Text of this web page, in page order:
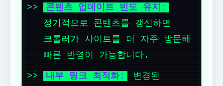
콘텐츠 업데이트 빈도 유지:
정기적으로 콘텐츠를 갱신하면
크롤러가 사이트를 더 자주 방문해
빠른 반영이 가능합니다.
내부 링크 최적화:
변경된